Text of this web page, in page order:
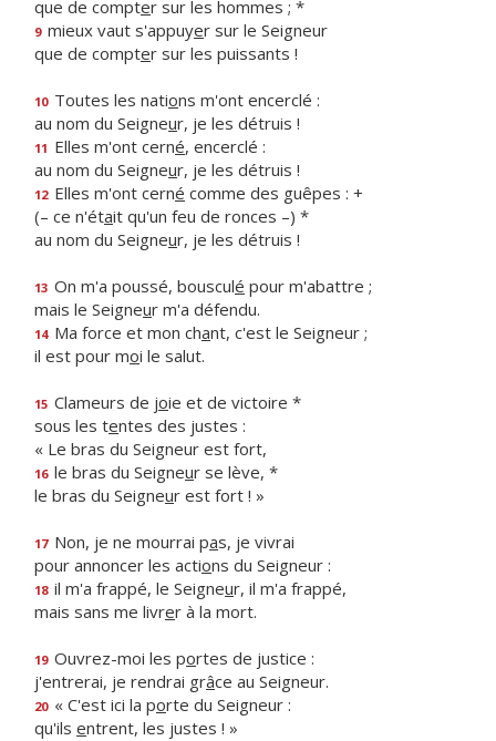
que de compter sur les hommes ; *
9 mieux vaut s'appuyer sur le Seigneur
que de compter sur les puissants !
10 Toutes les nations m'ont encerclé :
au nom du Seigneur, je les détruis !
11 Elles m'ont cerné, encerclé :
au nom du Seigneur, je les détruis !
12 Elles m'ont cerné comme des guêpes : +
(– ce n'était qu'un feu de ronces –) *
au nom du Seigneur, je les détruis !
13 On m'a poussé, bousculé pour m'abattre ;
mais le Seigneur m'a défendu.
14 Ma force et mon chant, c'est le Seigneur ;
il est pour moi le salut.
15 Clameurs de joie et de victoire *
sous les tentes des justes :
« Le bras du Seigneur est fort,
16 le bras du Seigneur se lève, *
le bras du Seigneur est fort ! »
17 Non, je ne mourrai pas, je vivrai
pour annoncer les actions du Seigneur :
18 il m'a frappé, le Seigneur, il m'a frappé,
mais sans me livrer à la mort.
19 Ouvrez-moi les portes de justice :
j'entrerai, je rendrai grâce au Seigneur.
20 « C'est ici la porte du Seigneur :
qu'ils entrent, les justes ! »